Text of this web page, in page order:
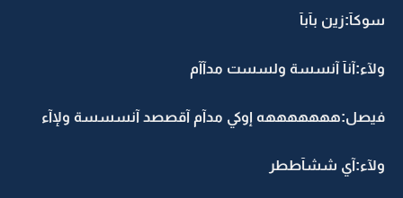
سوكآ:زين بآبآ
ولآء:آنآ آنسسة ولسست مدآآم
فيصل:هههههههه إوكي مدآم آقصصد آنسسسة ولإآء
ولآء:آي ششآططر